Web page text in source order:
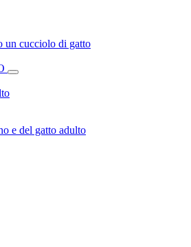
un cucciolo di gatto
e del gatto adulto